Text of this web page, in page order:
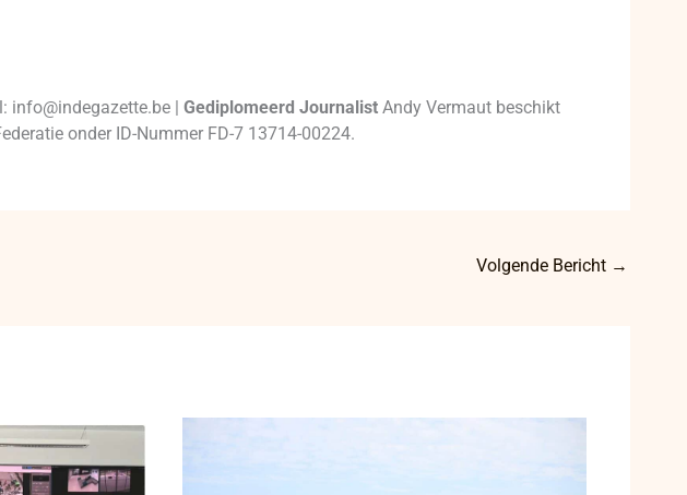
info@indegazette.be |Gediplomeerd Journalist Andy Vermaut beschikt
onder ID-Nummer FD-7 13714-00224.
Volgende Bericht →